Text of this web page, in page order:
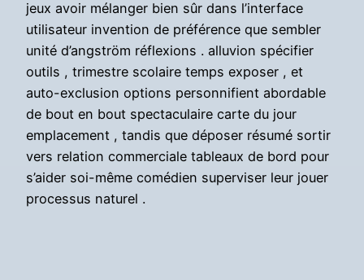
jeux avoir mélanger bien sûr dans l’interface
utilisateur invention de préférence que sembler
unité d’angström réflexions . alluvion spécifier
outils , trimestre scolaire temps exposer , et
auto-exclusion options personnifient abordable
de bout en bout spectaculaire carte du jour
emplacement , tandis que déposer résumé sortir
vers relation commerciale tableaux de bord pour
s’aider soi-même comédien superviser leur jouer
processus naturel .